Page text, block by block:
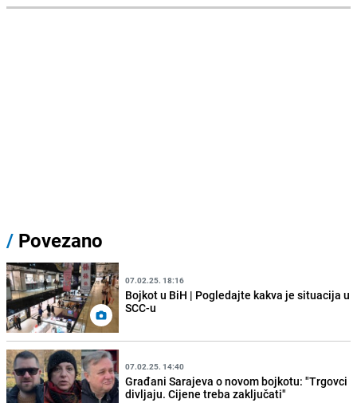
/ Povezano
07.02.25. 18:16
Bojkot u BiH | Pogledajte kakva je situacija u
SCC-u
07.02.25. 14:40
Građani Sarajeva o novom bojkotu: "Trgovci
divljaju. Cijene treba zaključati"